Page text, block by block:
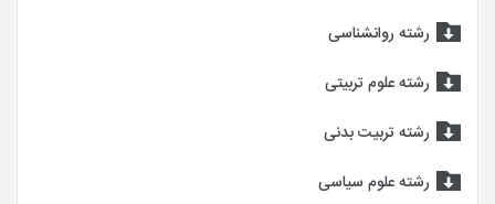
رشته روانشناسی
رشته علوم تربیتی
رشته تربیت بدنی
رشته علوم سیاسی